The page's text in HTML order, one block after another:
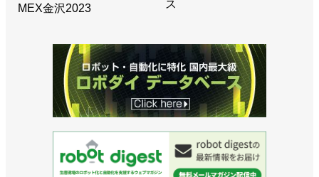
MEX金沢2023
ス